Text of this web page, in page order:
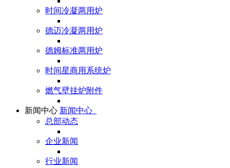
时间冷凝两用炉
德迈冷凝两用炉
德姆标准两用炉
时间星商用系统炉
燃气壁挂炉附件
新闻中心 新闻中心
总部动态
企业新闻
行业新闻